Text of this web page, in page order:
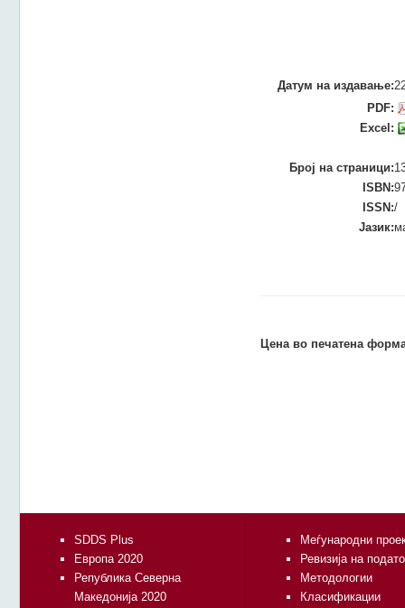
Датум на издавање:
PDF:
Excel:
Број на страници:
ISBN:
ISSN:/
Јазик:
Цена во печатена
SDDS Plus
Европа 2020
Република Северна
Македонија 2020
Меѓународни
Ревизија на
Методологии
Класификации